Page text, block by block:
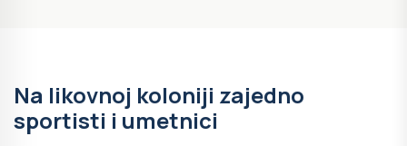
Na likovnoj koloniji zajedno
sportisti i umetnici